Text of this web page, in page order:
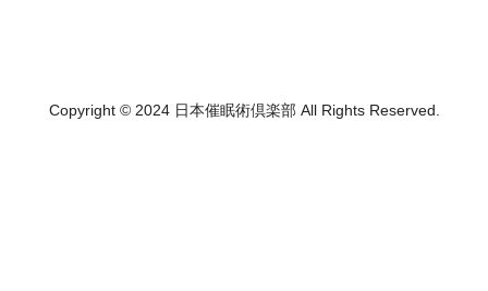
Copyright © 2024 日本催眠術倶楽部 All Rights Reserved.